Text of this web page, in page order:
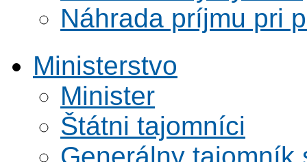
Náhrada príjmu pri
Ministerstvo
Minister
Štátni tajomníci